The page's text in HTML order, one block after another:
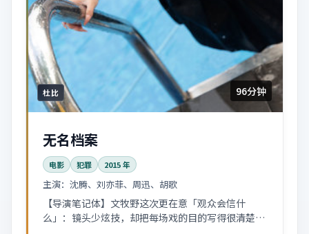
杜比 96分钟
无名档案
电影 犯罪 2015年
主演： 沈腾、刘亦菲、周迅、胡歌
【导演笔记体】文牧野这次更在意「观众会信什
么」：镜头少炫技，却把每场戏的目的写得很清楚。